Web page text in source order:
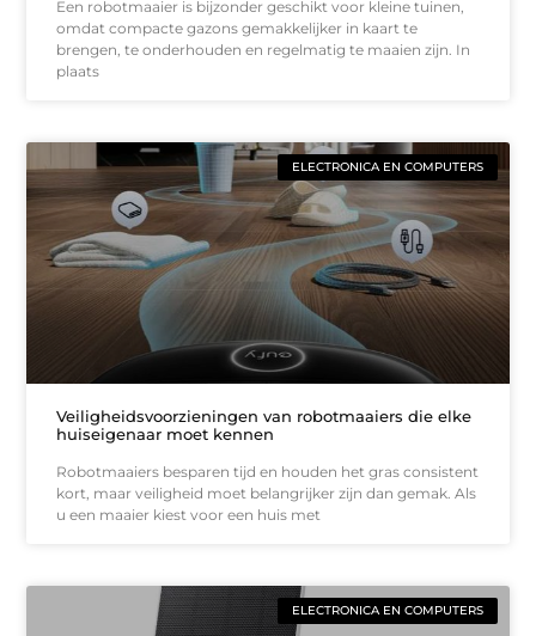
Een robotmaaier is bijzonder geschikt voor kleine tuinen,
omdat compacte gazons gemakkelijker in kaart te
brengen, te onderhouden en regelmatig te maaien zijn. In
plaats
ELECTRONICA EN COMPUTERS
Veiligheidsvoorzieningen van robotmaaiers die elke
huiseigenaar moet kennen
Robotmaaiers besparen tijd en houden het gras consistent
kort, maar veiligheid moet belangrijker zijn dan gemak. Als
u een maaier kiest voor een huis met
ELECTRONICA EN COMPUTERS